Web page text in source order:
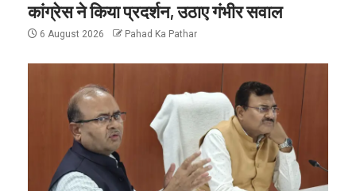
कांग्रेस ने किया प्रदर्शन, उठाए गंभीर सवाल
6 August 2026 Pahad Ka Pathar